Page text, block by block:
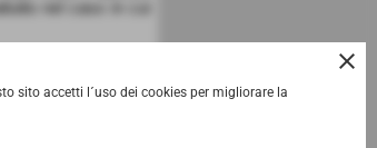
nel caso in cui
peculiari di
close
sito accetti l´uso dei cookies per migliorare la